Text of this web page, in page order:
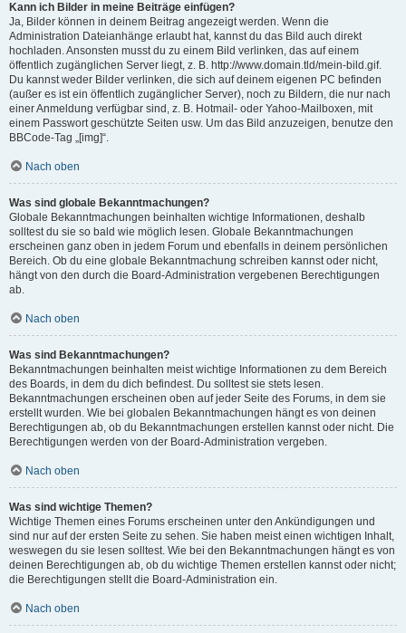
Kann ich Bilder in meine Beiträge einfügen?
Ja, Bilder können in deinem Beitrag angezeigt werden. Wenn die
Administration Dateianhänge erlaubt hat, kannst du das Bild auch direkt
hochladen. Ansonsten musst du zu einem Bild verlinken, das auf einem
öffentlich zugänglichen Server liegt, z. B. http://www.domain.tld/mein-bild.gif.
Du kannst weder Bilder verlinken, die sich auf deinem eigenen PC befinden
(außer es ist ein öffentlich zugänglicher Server), noch zu Bildern, die nur nach
einer Anmeldung verfügbar sind, z. B. Hotmail- oder Yahoo-Mailboxen, mit
einem Passwort geschützte Seiten usw. Um das Bild anzuzeigen, benutze den
BBCode-Tag „[img]“.
Nach oben
Was sind globale Bekanntmachungen?
Globale Bekanntmachungen beinhalten wichtige Informationen, deshalb
solltest du sie so bald wie möglich lesen. Globale Bekanntmachungen
erscheinen ganz oben in jedem Forum und ebenfalls in deinem persönlichen
Bereich. Ob du eine globale Bekanntmachung schreiben kannst oder nicht,
hängt von den durch die Board-Administration vergebenen Berechtigungen
ab.
Nach oben
Was sind Bekanntmachungen?
Bekanntmachungen beinhalten meist wichtige Informationen zu dem Bereich
des Boards, in dem du dich befindest. Du solltest sie stets lesen.
Bekanntmachungen erscheinen oben auf jeder Seite des Forums, in dem sie
erstellt wurden. Wie bei globalen Bekanntmachungen hängt es von deinen
Berechtigungen ab, ob du Bekanntmachungen erstellen kannst oder nicht. Die
Berechtigungen werden von der Board-Administration vergeben.
Nach oben
Was sind wichtige Themen?
Wichtige Themen eines Forums erscheinen unter den Ankündigungen und
sind nur auf der ersten Seite zu sehen. Sie haben meist einen wichtigen Inhalt,
weswegen du sie lesen solltest. Wie bei den Bekanntmachungen hängt es von
deinen Berechtigungen ab, ob du wichtige Themen erstellen kannst oder nicht;
die Berechtigungen stellt die Board-Administration ein.
Nach oben